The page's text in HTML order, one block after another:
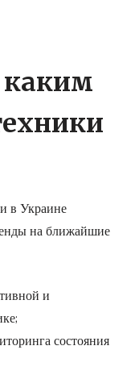
каким
в Украине
на ближайшие
и
состояния